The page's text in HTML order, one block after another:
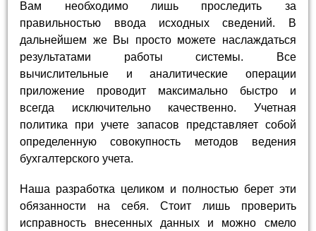
Вам необходимо лишь проследить за
правильностью ввода исходных сведений. В
дальнейшем же Вы просто можете наслаждаться
результатами работы системы. Все
вычислительные и аналитические операции
приложение проводит максимально быстро и
всегда исключительно качественно. Учетная
политика при учете запасов представляет собой
определенную совокупность методов ведения
бухгалтерского учета.
Наша разработка целиком и полностью берет эти
обязанности на себя. Стоит лишь проверить
исправность внесенных данных и можно смело